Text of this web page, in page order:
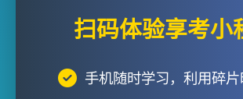
扫码体验享考小
手机随时学习，利用碎